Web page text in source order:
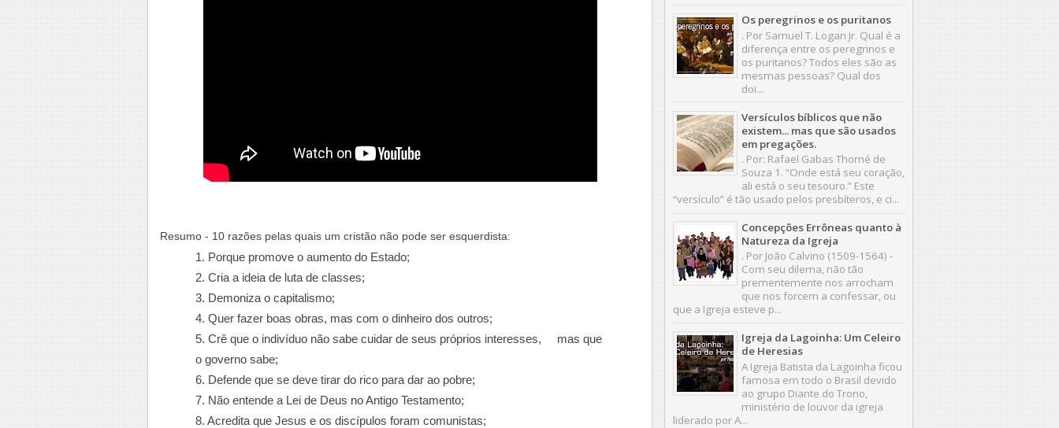
Resumo - 10 razões pelas quais um cristão não pode ser esquerdista:
1. Porque promove o aumento do Estado;
2. Cria a ideia de luta de classes;
3. Demoniza o capitalismo;
4. Quer fazer boas obras, mas com o dinheiro dos outros;
5. Crê que o indivíduo não sabe cuidar de seus próprios interesses, mas que
o governo sabe;
6. Defende que se deve tirar do rico para dar ao pobre;
7. Não entende a Lei de Deus no Antigo Testamento;
8. Acredita que Jesus e os discípulos foram comunistas;
Os peregrinos e os puritanos
. Por Samuel T. Logan Jr. Qual é a
diferença entre os peregrinos e
os puritanos? Todos eles são as
mesmas pessoas? Qual dos
doi...
Versículos bíblicos que não
existem... mas que são usados
em pregações.
. Por: Rafael Gabas Thomé de
Souza 1. “Onde está seu coração,
ali está o seu tesouro.” Este
“versículo” é tão usado pelos presbíteros, e ci...
Concepções Errôneas quanto à
Natureza da Igreja
. Por João Calvino (1509-1564) -
Com seu dilema, não tão
prementemente nos arrocham
que nos forcem a confessar, ou
que a Igreja esteve p...
Igreja da Lagoinha: Um Celeiro
de Heresias
A Igreja Batista da Lagoinha ficou
famosa em todo o Brasil devido
ao grupo Diante do Trono,
ministério de louvor da igreja
liderado por A...